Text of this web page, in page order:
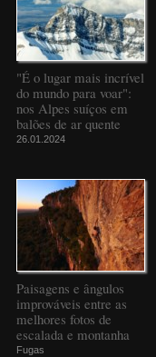
"É o lugar mais incrível
do mundo para voar":
nos Alpes suíços em
balões de ar quente
26.01.2024
Paisagens e ângulos
improváveis entre as
melhores fotos de
escalada e montanha
Fugas